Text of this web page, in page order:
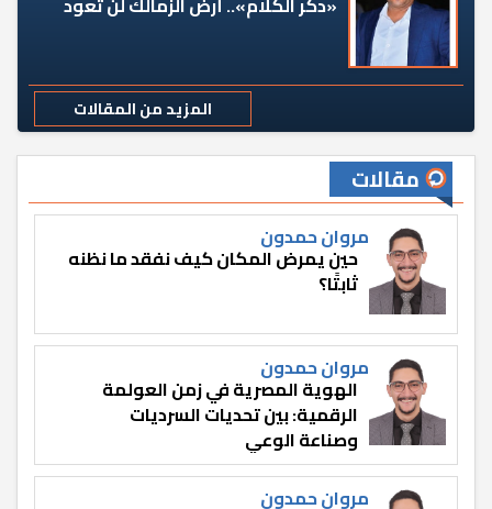
المزيد من المقالات
مقالات
مروان حمدون
حين يمرض المكان كيف نفقد ما نظنه
ثابتًا؟
مروان حمدون
الهوية المصرية في زمن العولمة
الرقمية: بين تحديات السرديات
وصناعة الوعي
مروان حمدون